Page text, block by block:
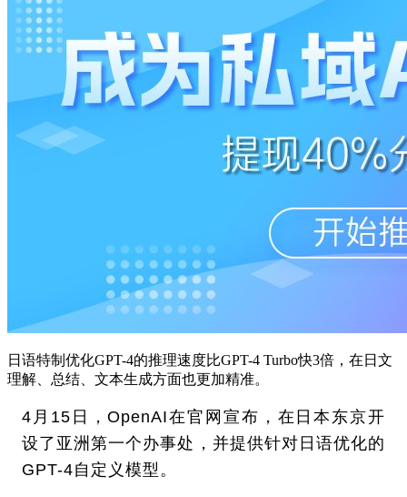
日语特制优化GPT-4的推理速度比GPT-4 Turbo快3倍，在日文
理解、总结、文本生成方面也更加精准。
4月15日，OpenAI在官网宣布，在日本东京开
设了亚洲第一个办事处，并提供针对日语优化的
GPT-4自定义模型。